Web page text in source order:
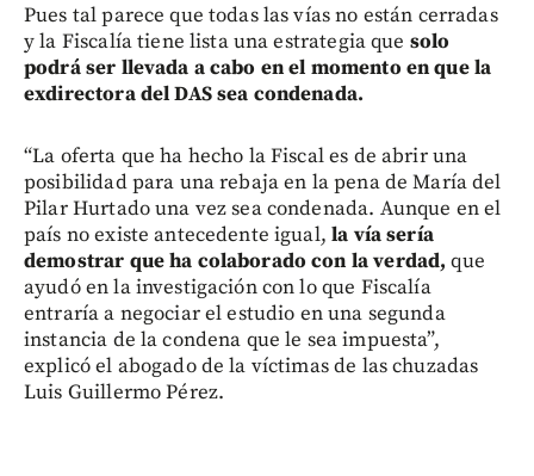
Pues tal parece que todas las vías no están cerradas
y la Fiscalía tiene lista una estrategia que solo
podrá ser llevada a cabo en el momento en que la
exdirectora del DAS sea condenada.
“La oferta que ha hecho la Fiscal es de abrir una
posibilidad para una rebaja en la pena de María del
Pilar Hurtado una vez sea condenada. Aunque en el
país no existe antecedente igual,la vía sería
demostrar que ha colaborado con la verdad,que
ayudó en la investigación con lo que Fiscalía
entraría a negociar el estudio en una segunda
instancia de la condena que le sea impuesta”,
explicó el abogado de la víctimas de las chuzadas
Luis Guillermo Pérez.